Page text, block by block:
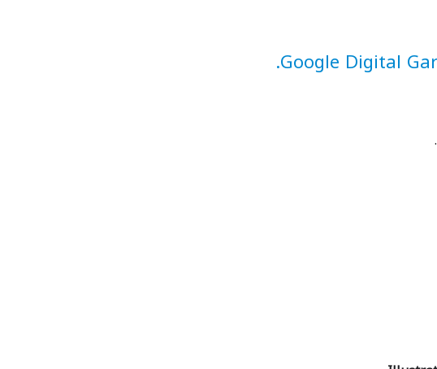
Google Digital
.